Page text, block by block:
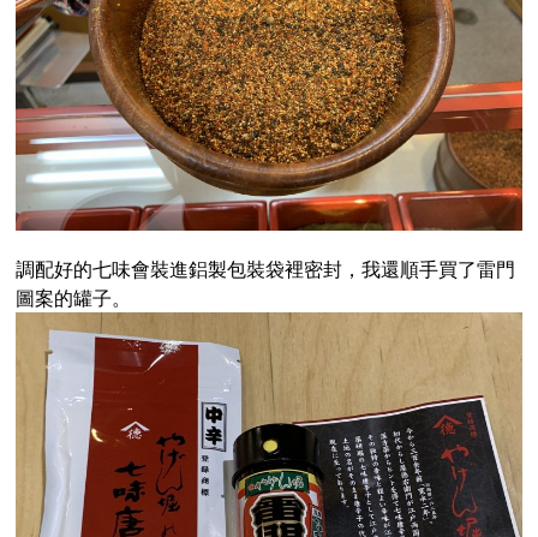
調配好的七味會裝進鋁製包裝袋裡密封，我還順手買了雷門
圖案的罐子。